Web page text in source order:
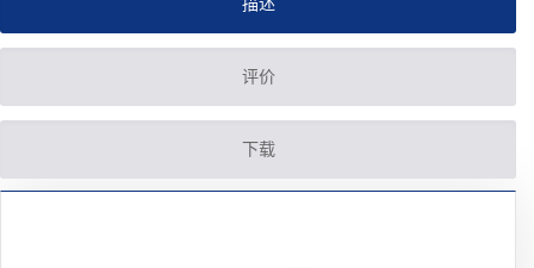
评价
下载